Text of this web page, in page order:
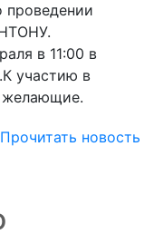
проведении
в 11:00 в
участию в
желающие.
Прочитать новость